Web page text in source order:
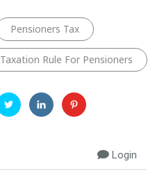
Pensioners Tax
Taxation Rule For Pensioners
Login